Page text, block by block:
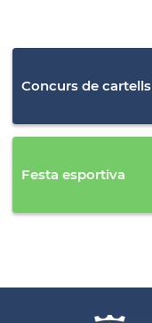
Concurs de cartells
Festa esportiva